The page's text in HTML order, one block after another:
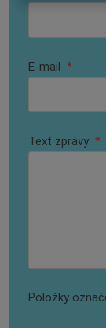
E-mail *
Text zprávy *
Položky